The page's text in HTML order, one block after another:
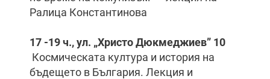
Ралица Константинова
17 -19 ч., ул. „Христо Дюкмеджиев” 10
Космическата култура и история на
бъдещето в България. Лекция и